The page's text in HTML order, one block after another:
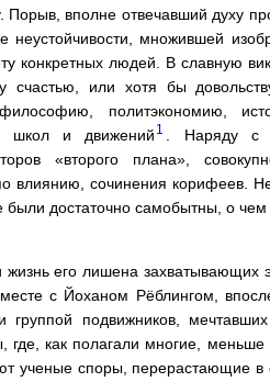
Порыв, вполне отвечавший духу
множившей
конкретных людей. В славную
или хотя бы
политэкономию,
школ и движений 1
. Наряду с
«второго плана»,
влиянию, сочинения корифеев.
достаточно самобытны, о чем
его лишена захватывающих
с Йоханом Рёблингом,
группой подвижников,
как полагали многие, меньше
ученые споры, перерастающие в